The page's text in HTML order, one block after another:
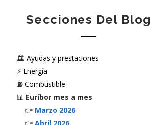
Secciones Del Blog
🏛️ Ayudas y prestaciones
⚡ Energía
⛽ Combustible
📊 Euríbor mes a mes
👉 Marzo 2026
👉 Abril 2026